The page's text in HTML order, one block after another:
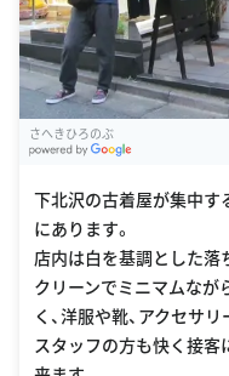
さへきひろのぶ
下北沢の古着屋が集中す
にあります。
店内は白を基調とした落
クリーンでミニマムなが
く、洋服や靴、アクセサ
スタッフの方も快く接客